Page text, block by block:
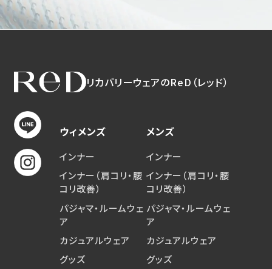
リカバリーウェアのReD（レッド）
ウィメンズ
インナー
インナー（肩コリ・腰
コリ改善）
パジャマ・ルームウェ
ア
カジュアルウェア
グッズ
メンズ
インナー
インナー（肩コリ・腰
コリ改善）
パジャマ・ルームウェ
ア
カジュアルウェア
グッズ